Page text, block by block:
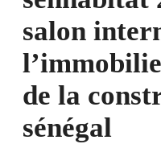
salon
de la
sénégal